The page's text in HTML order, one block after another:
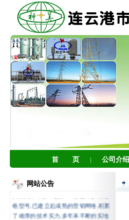
首 页 公司介绍
网站公告
连云港市神美电力辅机有限公司,
是专业生产电厂、电站等辅机设备的
专业厂家.与国内多家研究院联手、开
大系列二十多个品种.一百五十多种规
了雄厚的技术实力,多年来不断的实地
应用实践及与用户的交流合作,设计出